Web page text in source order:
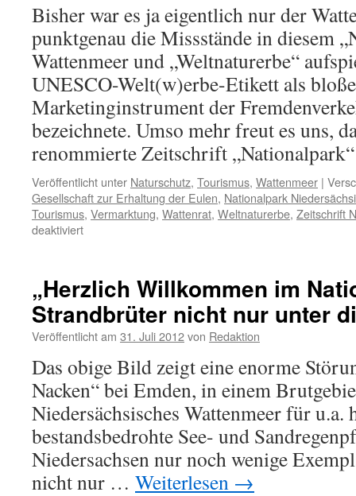
Bisher war es ja eigentlich nur der
punktgenau die Missstände in diesem
Wattenmeer und „Weltnaturerbe“
UNESCO-Welt(w)erbe-Etikett als
Marketinginstrument der
bezeichnete. Umso mehr freut es uns,
renommierte Zeitschrift
Veröffentlicht unter Naturschutz, Tourismus, Wattenmeer |
Gesellschaft zur Erhaltung der Eulen, Nationalpark
Tourismus, Vermarktung, Wattenrat, Weltnaturerbe, Zeitschrift
deaktiviertfür
Artenschutz
im
„Weltnaturerbe“
Wattenmeer,
„Das
Ende
vom
Lied“
„Herzlich Willkommen im
Strandbrüter nicht nur unter
Veröffentlicht am 31. Juli 2012von Redaktion
Das obige Bild zeigt eine enorme
Nacken“ bei Emden, in einem
Niedersächsisches Wattenmeer für u.a.
bestandsbedrohte See- und
Niedersachsen nur noch wenige
nicht nur … Weiterlesen →